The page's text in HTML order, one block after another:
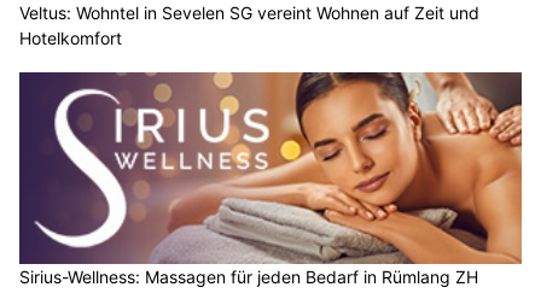
Veltus: Wohntel in Sevelen SG vereint Wohnen auf Zeit und
Hotelkomfort
Sirius-Wellness: Massagen für jeden Bedarf in Rümlang ZH